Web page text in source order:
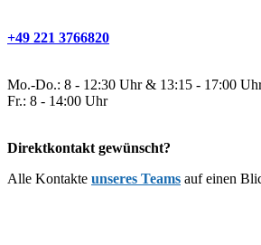
+49 221 3766820
Mo.-Do.: 8 - 12:30 Uhr & 13:15 - 17:00
Fr.: 8 - 14:00 Uhr
Direktkontakt gewünscht?
Alle Kontakte unseres Teams auf einen